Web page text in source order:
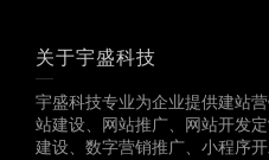
关于宇盛科技
宇盛科技专业为企业提供建站
站建设、网站推广、网站开发
建设、数字营销推广、小程序